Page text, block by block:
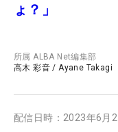
ょ？」
所属ALBA Net編集部
高木 彩音 /Ayane Takagi
配信日時： 2023年6月